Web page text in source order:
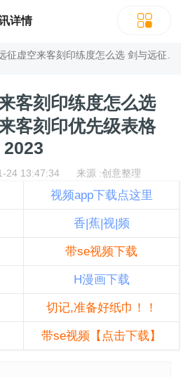
详情
客刻印练度怎么选
客刻印优先级表格
2023
24 13:47:34 来源 :创意整理
视频app下载点这里
香|蕉|视|频
带se视频下载
H漫画下载
切记,准备好纸巾！！
带se视频【点击下载】